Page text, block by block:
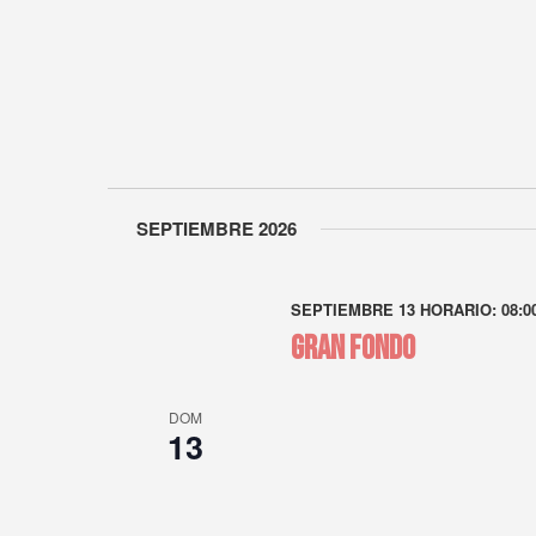
SEPTIEMBRE 2026
DOM
13
GRAN FONDO
SEPTIEMBRE 13 HORARIO: